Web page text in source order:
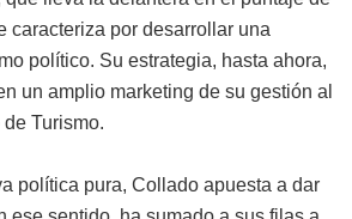
caracteriza por desarrollar una
político. Su estrategia, hasta ahora,
un amplio marketing de su gestión al
Turismo.
política pura, Collado apuesta a dar